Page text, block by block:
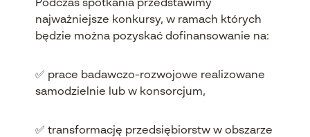
Podczas spotkania przedstawimy
najważniejsze konkursy, w ramach których
będzie można pozyskać dofinansowanie na:
✅ prace badawczo-rozwojowe realizowane
samodzielnie lub w konsorcjum,
✅ transformację przedsiębiorstw w obszarze